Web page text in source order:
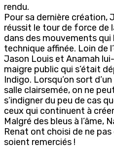
rendu.
Pour sa dernière création,
réussit le tour de force de
dans des mouvements
technique affinée. Loin de
Jason Louis et Anamah
maigre public qui s’était
Indigo. Lorsqu’on sort
salle clairsemée, on ne
s’indigner du peu de cas
ceux qui continuent à
Malgré des bleus à l’âme,
Renat ont choisi de ne pas
soient remerciés !